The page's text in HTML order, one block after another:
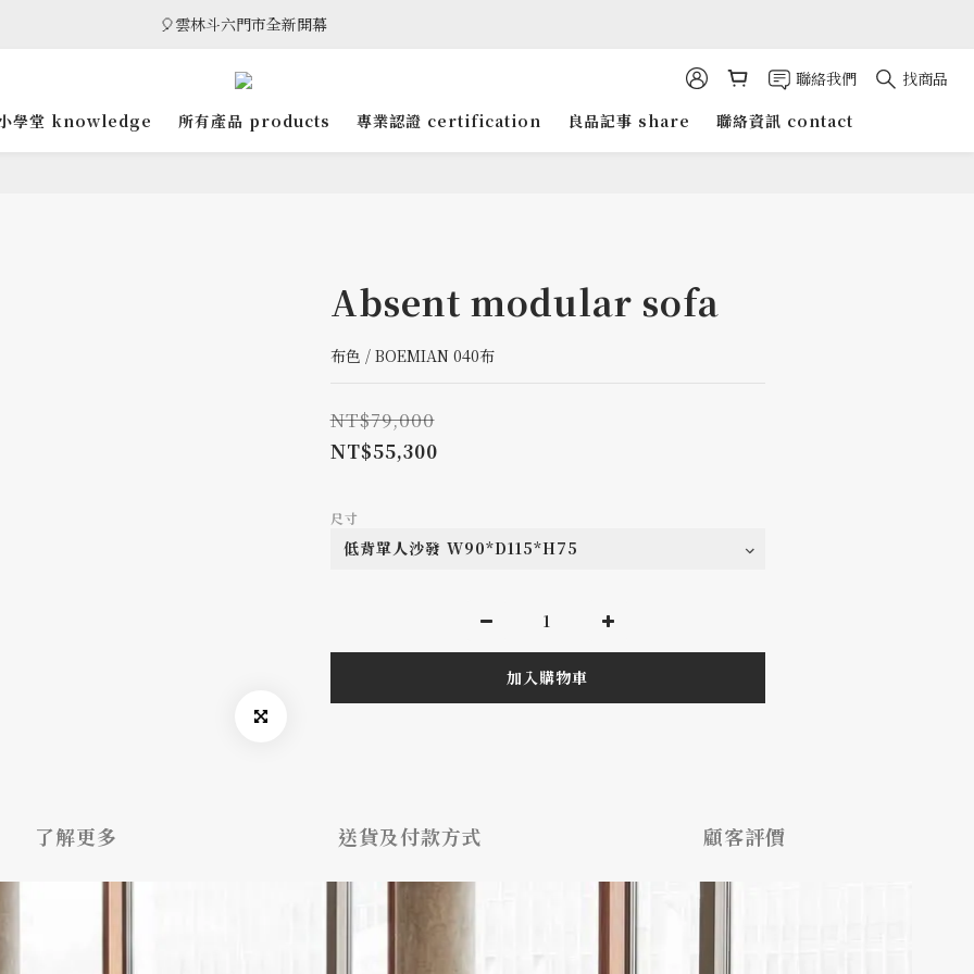
🎈雲林斗六門市全新開幕
🎁 消費滿8萬享95折，滿12萬享9折優惠，部分商品除外
🎈雲林斗六門市全新開幕 聯絡我們
找商品
學堂 knowledge
所有產品 products 專業認證 certification 良品記事 share 聯絡資訊 contact
Absent modular sofa
布色 / BOEMIAN 040布
NT$79,000
NT$55,300
尺寸
加入購物車
了解更多 送貨及付款方式 顧客評價